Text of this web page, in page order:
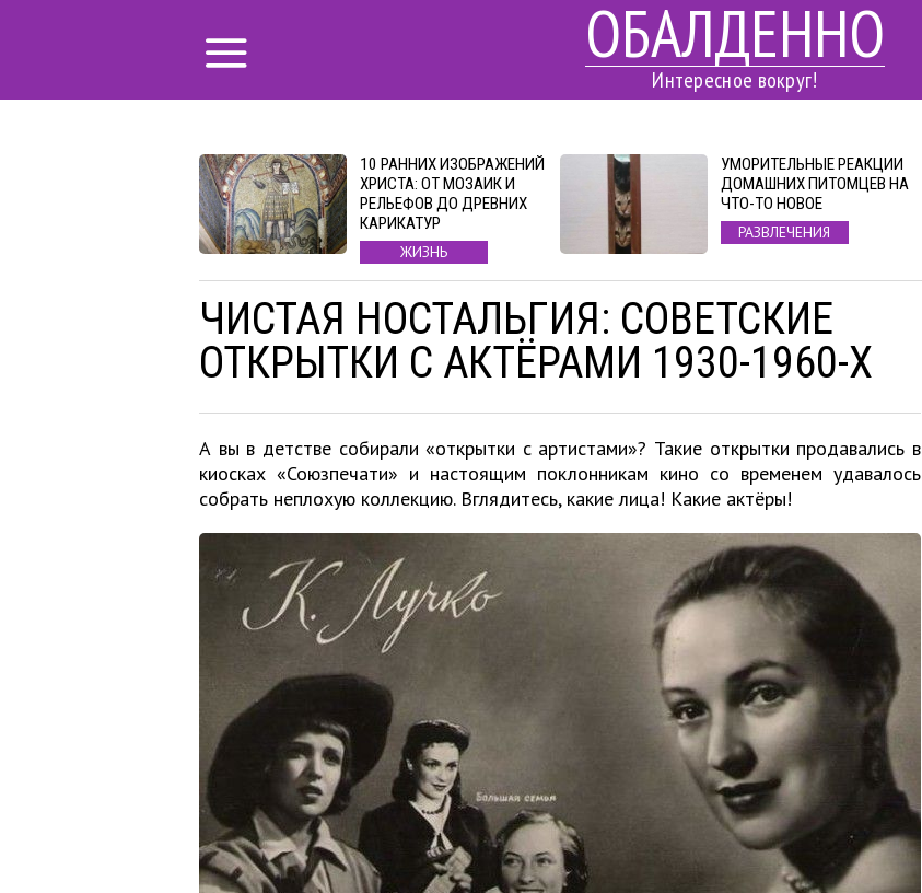
ОБАЛДЕННО
Интересное вокруг!
10 РАННИХ ИЗОБРАЖЕНИЙ
ХРИСТА: ОТ МОЗАИК И
РЕЛЬЕФОВ ДО ДРЕВНИХ
КАРИКАТУР
ЖИЗНЬ
УМОРИТЕЛЬНЫЕ РЕАКЦИИ
ДОМАШНИХ ПИТОМЦЕВ НА
ЧТО-ТО НОВОЕ
РАЗВЛЕЧЕНИЯ
ЧИСТАЯ НОСТАЛЬГИЯ: СОВЕТСКИЕ
ОТКРЫТКИ С АКТЁРАМИ 1930-1960-Х
А вы в детстве собирали «открытки с артистами»? Такие открытки продавались в
киосках «Союзпечати» и настоящим поклонникам кино со временем удавалось
собрать неплохую коллекцию. Вглядитесь, какие лица! Какие актёры!